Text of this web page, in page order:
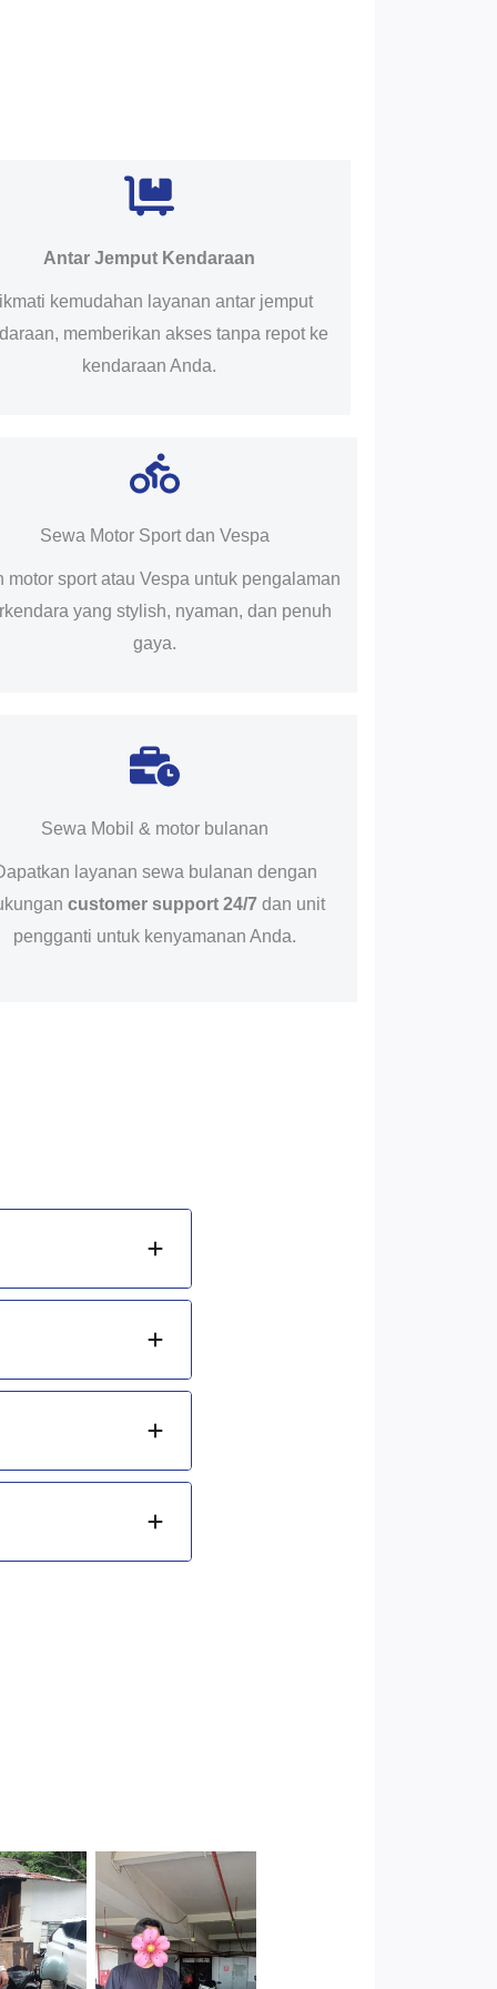
Antar Jemput Kendaraan
kemudahan layanan antar jemput
memberikan akses tanpa repot ke
kendaraan Anda.
Sewa Motor Sport dan Vespa
motor sport atau Vespa untuk pengalaman
yang stylish, nyaman, dan penuh
gaya.
Sewa Mobil & motor bulanan
layanan sewa bulanan dengan
customer support 24/7 dan unit
pengganti untuk kenyamanan Anda.
Jakarta
Cityplaza
Jatinegara